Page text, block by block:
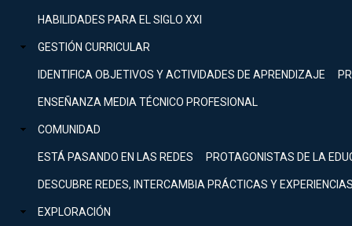
Menú
entrar
mi
principal
HABILIDADES PARA EL SIGLO XXI
GESTIÓN CURRICULAR
IDENTIFICA OBJETIVOS Y ACTIVIDADES DE APRENDIZAJE
ENSEÑANZA MEDIA TÉCNICO PROFESIONAL
COMUNIDAD
ESTÁ PASANDO EN LAS REDES PROTAGONISTAS DE LA
DESCUBRE REDES, INTERCAMBIA PRÁCTICAS Y EXPERIENCIAS
EXPLORACIÓN
Expand
COMUNIDAD
Expand
EXPLORACIÓN
[Educarchile
Inicia